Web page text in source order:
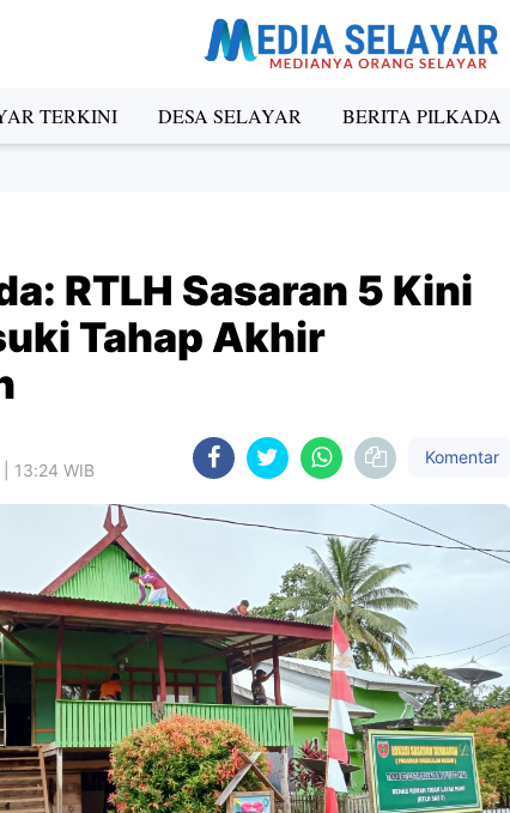
TERKINI DESA SELAYAR BERITA PILKADA
RTLH Sasaran 5 Kini
Tahap Akhir
13:24 WIB
Komentar